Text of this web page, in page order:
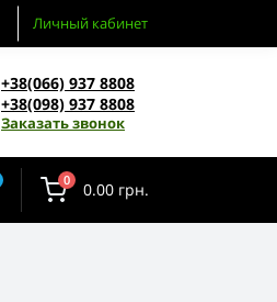
Личный кабинет
+38(066) 937 8808
+38(098) 937 8808
Заказать звонок
0 0.00 грн.